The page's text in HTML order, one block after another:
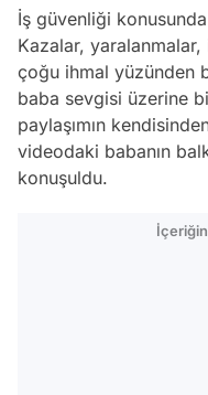
İş güvenliği
Kazalar,
çoğu ihmal yüzünden
baba sevgisi üzerine
paylaşımın
videodaki babanın
konuşuldu.
İçeriğin